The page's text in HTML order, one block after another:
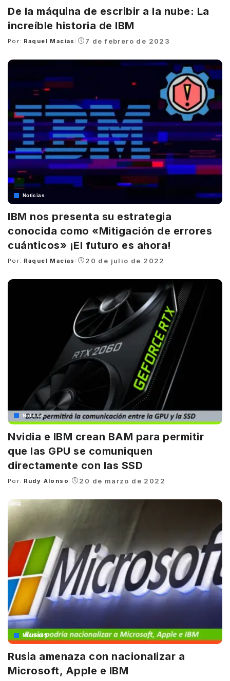
De la máquina de escribir a la nube: La
increíble historia de IBM
Posted
Por: Raquel Macias 7 de febrero de 2023
Noticias
IBM nos presenta su estrategia
conocida como «Mitigación de errores
cuánticos» ¡El futuro es ahora!
Posted
Por: Raquel Macias 20 de julio de 2022
Noticias
Nvidia e IBM crean BAM para permitir
que las GPU se comuniquen
directamente con las SSD
Posted
Por: Rudy Alonso 20 de marzo de 2022
Microsoft
Rusia amenaza con nacionalizar a
Microsoft, Apple e IBM